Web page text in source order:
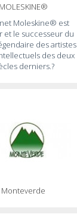
MOLESKINE®
Moleskine® est
et le successeur du
des artistes
des deux
derniers.?
Monteverde